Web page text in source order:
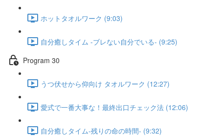
ホットタオルワーク (9:03)
自分癒しタイム -ブレない自分でいる- (9:25)
Program 30
うつ伏せから仰向け タオルワーク (12:27)
愛式で一番大事な！最終出口チェック法 (12:06)
自分癒しタイム-残りの命の時間- (9:32)